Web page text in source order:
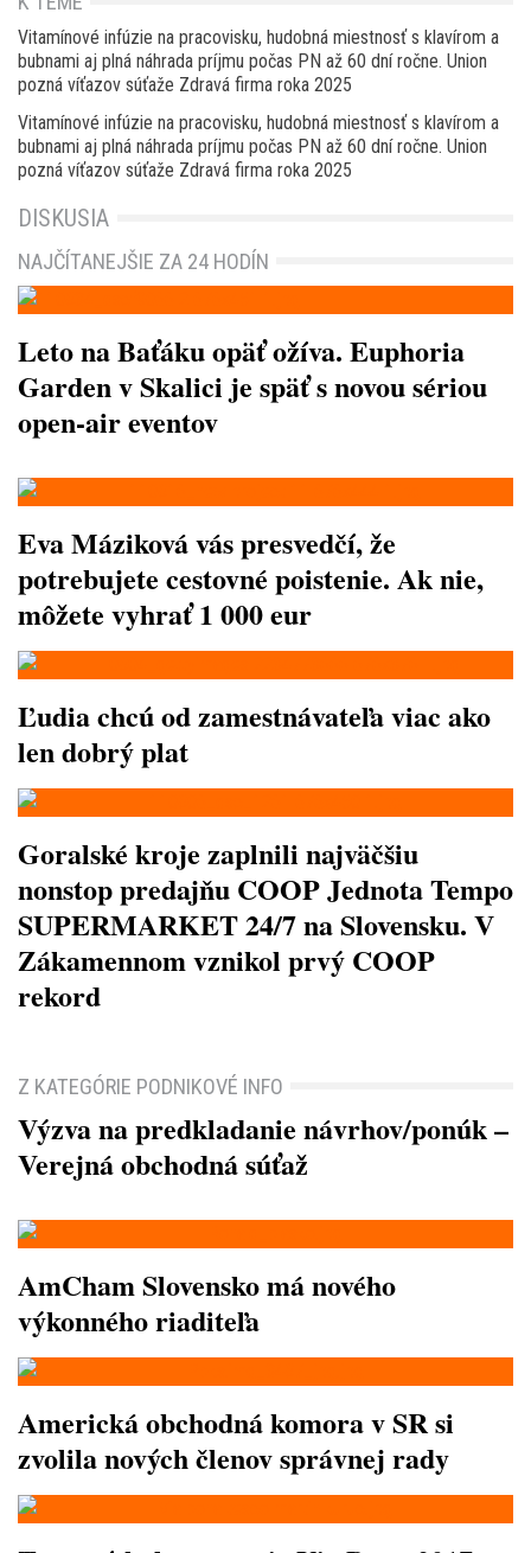
Vitamínové infúzie na pracovisku, hudobná miestnosť s klavírom a
bubnami aj plná náhrada príjmu počas PN až 60 dní ročne. Union
pozná víťazov súťaže Zdravá firma roka 2025
Vitamínové infúzie na pracovisku, hudobná miestnosť s klavírom a
bubnami aj plná náhrada príjmu počas PN až 60 dní ročne. Union
pozná víťazov súťaže Zdravá firma roka 2025
DISKUSIA
NAJČÍTANEJŠIE ZA 24 HODÍN
Leto na Baťáku opäť ožíva. Euphoria
Garden v Skalici je späť s novou sériou
open-air eventov
Eva Máziková vás presvedčí, že
potrebujete cestovné poistenie. Ak nie,
môžete vyhrať 1 000 eur
Ľudia chcú od zamestnávateľa viac ako
len dobrý plat
Goralské kroje zaplnili najväčšiu
nonstop predajňu COOP Jednota Tempo
SUPERMARKET 24/7 na Slovensku. V
Zákamennom vznikol prvý COOP
rekord
Z KATEGÓRIE PODNIKOVÉ INFO
Výzva na predkladanie návrhov/ponúk –
Verejná obchodná súťaž
AmCham Slovensko má nového
výkonného riaditeľa
Americká obchodná komora v SR si
zvolila nových členov správnej rady